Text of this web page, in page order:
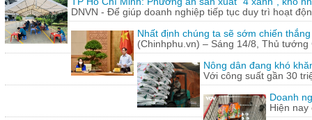
DNVN - Để giúp doanh nghiệp tiếp tục duy trì hoạt
Nhất định chúng ta sẽ sớm chiến
(Chinhphu.vn) – Sáng 14/8, Thủ
Nông dân đang khó
Với công suất gần 30
Doanh
Hiện